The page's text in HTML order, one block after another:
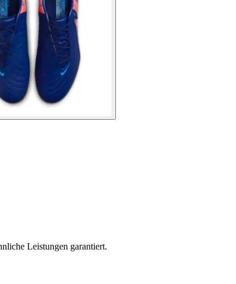
Leistungen garantiert.